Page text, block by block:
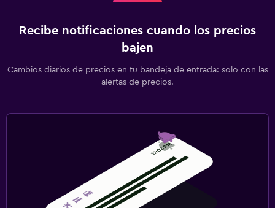
Recibe notificaciones cuando los precios
bajen
Cambios diarios de precios en tu bandeja de entrada: solo con las
alertas de precios.